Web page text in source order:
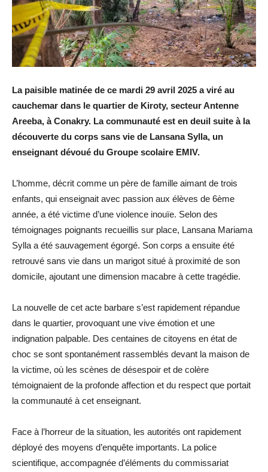
La paisible matinée de ce mardi 29 avril 2025 a viré au
cauchemar dans le quartier de Kiroty, secteur Antenne
Areeba, à Conakry. La communauté est en deuil suite à la
découverte du corps sans vie de Lansana Sylla, un
enseignant dévoué du Groupe scolaire EMIV.
L’homme, décrit comme un père de famille aimant de trois
enfants, qui enseignait avec passion aux élèves de 6ème
année, a été victime d’une violence inouïe. Selon des
témoignages poignants recueillis sur place, Lansana Mariama
Sylla a été sauvagement égorgé. Son corps a ensuite été
retrouvé sans vie dans un marigot situé à proximité de son
domicile, ajoutant une dimension macabre à cette tragédie.
La nouvelle de cet acte barbare s’est rapidement répandue
dans le quartier, provoquant une vive émotion et une
indignation palpable. Des centaines de citoyens en état de
choc se sont spontanément rassemblés devant la maison de
la victime, où les scènes de désespoir et de colère
témoignaient de la profonde affection et du respect que portait
la communauté à cet enseignant.
Face à l’horreur de la situation, les autorités ont rapidement
déployé des moyens d’enquête importants. La police
scientifique, accompagnée d’éléments du commissariat